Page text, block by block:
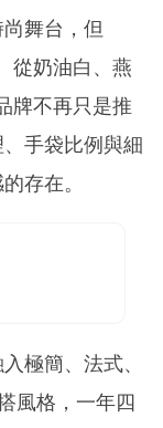
舞台，但
從奶油白、燕
牌不再只是推
手袋比例與細
存在。
極簡、法式、
風格，一年四